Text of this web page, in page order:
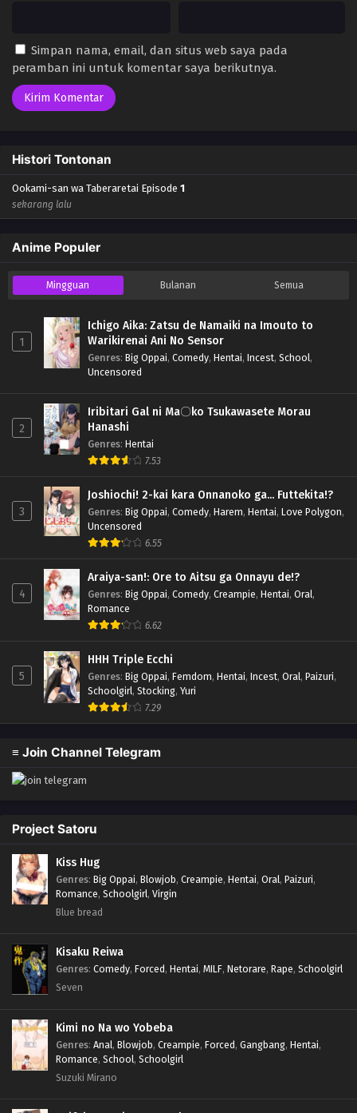
Simpan nama, email, dan situs web saya pada
peramban ini untuk komentar saya berikutnya.
Histori Tontonan
Ookami-san wa Taberaretai Episode 1
sekarang lalu
Anime Populer
Mingguan Bulanan Semua
1
Ichigo Aika: Zatsu de Namaiki na Imouto to
Warikirenai Ani No Sensor
Genres: Big Oppai, Comedy, Hentai, Incest, School,
Uncensored
2
Iribitari Gal ni Ma〇ko Tsukawasete Morau
Hanashi
Genres: Hentai
7.53
3
Joshiochi! 2-kai kara Onnanoko ga... Futtekita!?
Genres: Big Oppai, Comedy, Harem, Hentai, Love Polygon,
Uncensored
6.55
4
Araiya-san!: Ore to Aitsu ga Onnayu de!?
Genres: Big Oppai, Comedy, Creampie, Hentai, Oral,
Romance
6.62
5
HHH Triple Ecchi
Genres: Big Oppai, Femdom, Hentai, Incest, Oral, Paizuri,
Schoolgirl, Stocking, Yuri
7.29
≡ Join Channel Telegram
Project Satoru
Kiss Hug
Genres: Big Oppai, Blowjob, Creampie, Hentai, Oral, Paizuri,
Romance, Schoolgirl, Virgin
Blue bread
Kisaku Reiwa
Genres: Comedy, Forced, Hentai, MILF, Netorare, Rape, Schoolgirl
Seven
Kimi no Na wo Yobeba
Genres: Anal, Blowjob, Creampie, Forced, Gangbang, Hentai,
Romance, School, Schoolgirl
Suzuki Mirano